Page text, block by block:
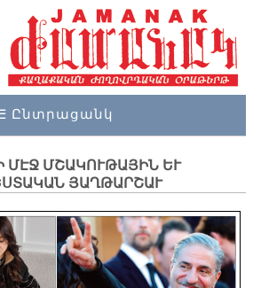
Ընտրացանկ
ՄԷՋ ՄՇԱԿՈՒԹԱՅԻՆ ԵՒ
ՅԱՂԹԱՐՇԱՒ